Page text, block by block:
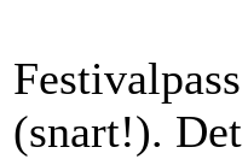
(snart!).